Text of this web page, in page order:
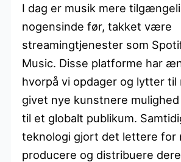
I dag er musik mere
nogensinde før, takket være
streamingtjenester som
Music. Disse platforme har
hvorpå vi opdager og lytter til
givet nye kunstnere
til et globalt publikum.
teknologi gjort det lettere for
producere og distribuere